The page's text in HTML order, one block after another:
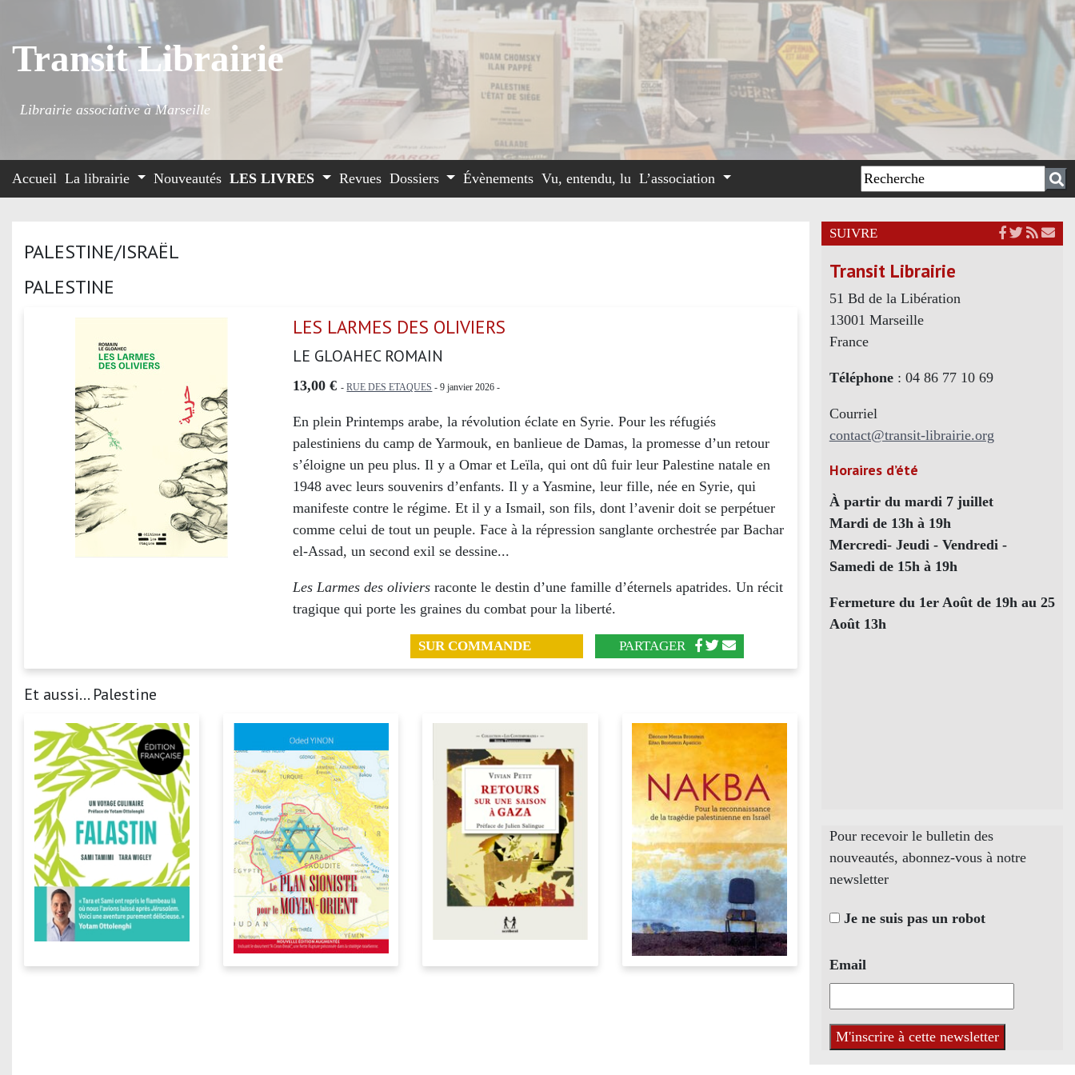
Transit Librairie
Librairie associative à Marseille
Accueil La librairie Nouveautés LES LIVRES Revues Dossiers Évènements Vu, entendu, lu L’association
PALESTINE/ISRAËL
PALESTINE
LES LARMES DES OLIVIERS
LE GLOAHEC ROMAIN
13,00 € -RUE DES ETAQUES - 9 janvier 2026 -
En plein Printemps arabe, la révolution éclate en Syrie. Pour les réfugiés
palestiniens du camp de Yarmouk, en banlieue de Damas, la promesse d’un retour
s’éloigne un peu plus. Il y a Omar et Leïla, qui ont dû fuir leur Palestine natale en
1948 avec leurs souvenirs d’enfants. Il y a Yasmine, leur fille, née en Syrie, qui
manifeste contre le régime. Et il y a Ismail, son fils, dont l’avenir doit se perpétuer
comme celui de tout un peuple. Face à la répression sanglante orchestrée par Bachar
el-Assad, un second exil se dessine...
Les Larmes des oliviersraconte le destin d’une famille d’éternels apatrides. Un récit
tragique qui porte les graines du combat pour la liberté.
SUR COMMANDE PARTAGER
Et aussi... Palestine
SUIVRE
Transit Librairie
51 Bd de la Libération
13001 Marseille
France
Téléphone: 04 86 77 10 69
Courriel
contact@transit-librairie.org
Horaires d’été
À partir du mardi 7 juillet
Mardi de 13h à 19h
Mercredi- Jeudi - Vendredi -
Samedi de 15h à 19h
Fermeture du 1er Août de 19h au 25
Août 13h
Pour recevoir le bulletin des
nouveautés, abonnez-vous à notre
newsletter
Je ne suis pas un robot
Email